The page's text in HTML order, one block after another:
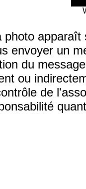
photo
envoyer un
du
ou
de